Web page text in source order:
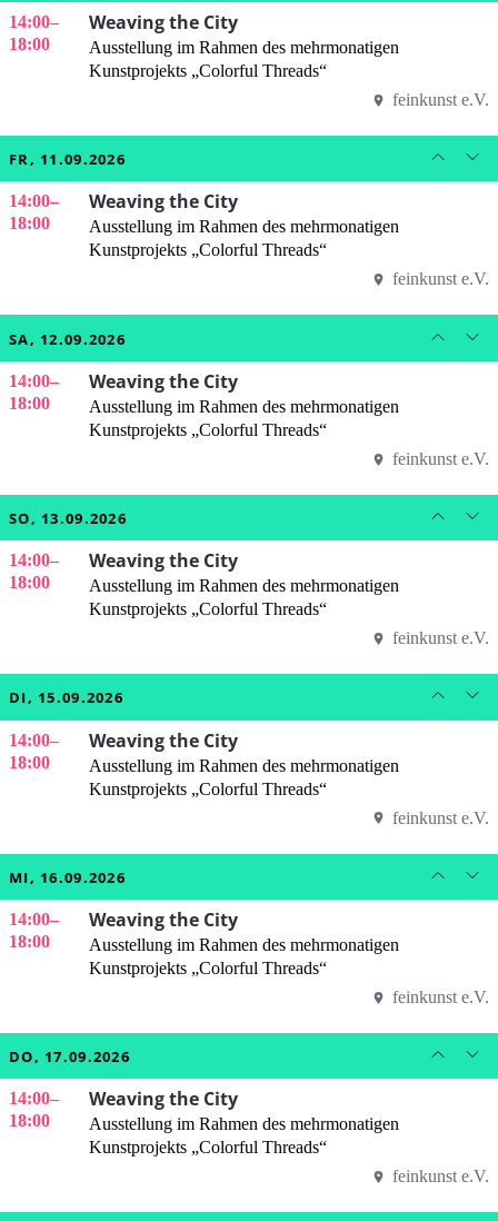
14:00–
18:00
Weaving the City
Ausstellung im Rahmen des mehrmonatigen
Kunstprojekts „Colorful Threads“
feinkunst e.V.
FR, 11.09.2026
14:00–
18:00
Weaving the City
Ausstellung im Rahmen des mehrmonatigen
Kunstprojekts „Colorful Threads“
feinkunst e.V.
SA, 12.09.2026
14:00–
18:00
Weaving the City
Ausstellung im Rahmen des mehrmonatigen
Kunstprojekts „Colorful Threads“
feinkunst e.V.
SO, 13.09.2026
14:00–
18:00
Weaving the City
Ausstellung im Rahmen des mehrmonatigen
Kunstprojekts „Colorful Threads“
feinkunst e.V.
DI, 15.09.2026
14:00–
18:00
Weaving the City
Ausstellung im Rahmen des mehrmonatigen
Kunstprojekts „Colorful Threads“
feinkunst e.V.
MI, 16.09.2026
14:00–
18:00
Weaving the City
Ausstellung im Rahmen des mehrmonatigen
Kunstprojekts „Colorful Threads“
feinkunst e.V.
DO, 17.09.2026
14:00–
18:00
Weaving the City
Ausstellung im Rahmen des mehrmonatigen
Kunstprojekts „Colorful Threads“
feinkunst e.V.